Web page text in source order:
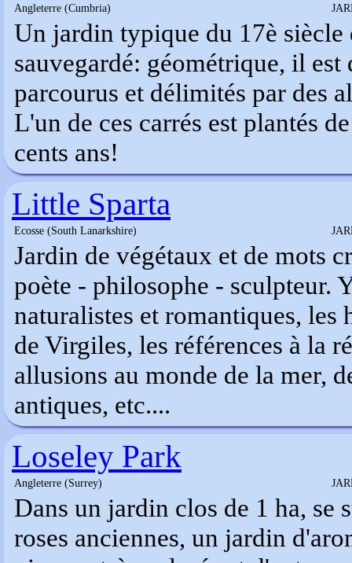
Angleterre (Cumbria)
Un jardin typique du 17è siècle
sauvegardé: géométrique, il
parcourus et délimités par des
L'un de ces carrés est plantés
cents ans!
Little Sparta
Ecosse (South Lanarkshire)
Jardin de végétaux et de mots
poète - philosophe - sculpteur.
naturalistes et romantiques, les
de Virgiles, les références à la
allusions au monde de la mer,
antiques, etc....
Loseley Park
Angleterre (Surrey)
Dans un jardin clos de 1 ha, se
roses anciennes, un jardin